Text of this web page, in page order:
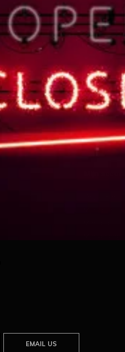
EMAIL US